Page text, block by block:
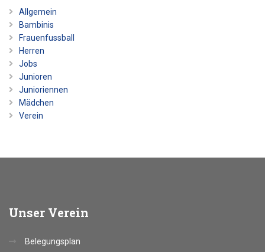
Allgemein
Bambinis
Frauenfussball
Herren
Jobs
Junioren
Junioriennen
Mädchen
Verein
Unser Verein
Belegungsplan